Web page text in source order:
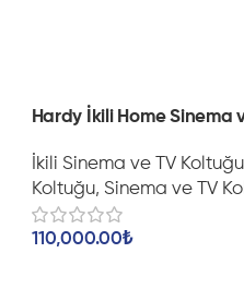
Hardy İkili Home Sinema
İkili Sinema ve TV Koltuğu
Koltuğu, Sinema ve TV
110,000.00₺